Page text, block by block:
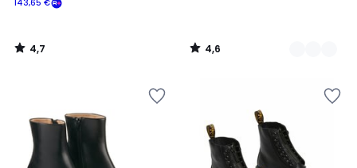
souscrivez
notre
programme
place
143,65
143,65 €
4,7
/
4,6
/